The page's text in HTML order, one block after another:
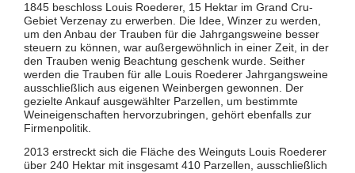
1845 beschloss Louis Roederer, 15 Hektar im Grand Cru-
Gebiet Verzenay zu erwerben. Die Idee, Winzer zu werden,
um den Anbau der Trauben für die Jahrgangsweine besser
steuern zu können, war außergewöhnlich in einer Zeit, in der
den Trauben wenig Beachtung geschenk wurde. Seither
werden die Trauben für alle Louis Roederer Jahrgangsweine
ausschließlich aus eigenen Weinbergen gewonnen. Der
gezielte Ankauf ausgewählter Parzellen, um bestimmte
Weineigenschaften hervorzubringen, gehört ebenfalls zur
Firmenpolitik.
2013 erstreckt sich die Fläche des Weinguts Louis Roederer
über 240 Hektar mit insgesamt 410 Parzellen, ausschließlich